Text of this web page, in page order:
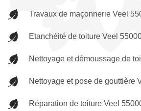
Travaux de maçonnerie Veel
Etanchéité de toiture Veel
Nettoyage et démoussage de
Nettoyage et pose de gouttière
Réparation de toiture Veel